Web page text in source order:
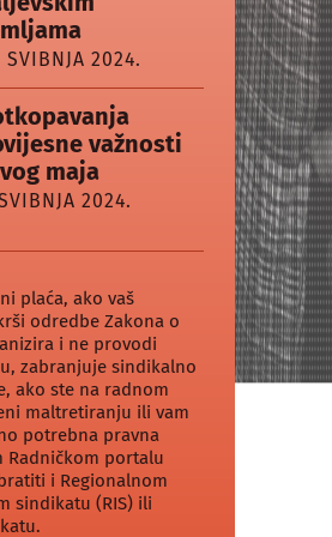
SVIBNJA 2024.
važnosti
maja
2024.
plaća, ako vaš
odredbe Zakona o
i ne provodi
zabranjuje sindikalno
ako ste na radnom
maltretiranju ili vam
potrebna pravna
Radničkom portalu
i Regionalnom
sindikatu (RIS) ili